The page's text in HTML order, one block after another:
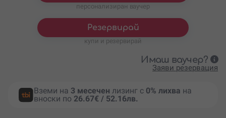
персонализиран ваучер
Резервирай
купи и резервирай
Имаш ваучер?
Заяви резервация
Вземи на 3 месечен лизинг с 0% лихва на
вноски по 26.67€ / 52.16лв.